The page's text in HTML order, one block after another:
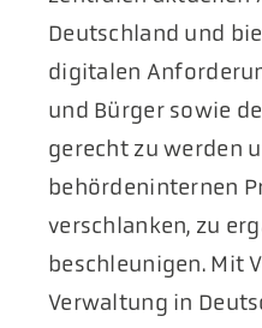
Deutschland und
digitalen
und Bürger sowie
gerecht zu werden
behördeninternen
verschlanken, zu
beschleunigen. Mit
Verwaltung in